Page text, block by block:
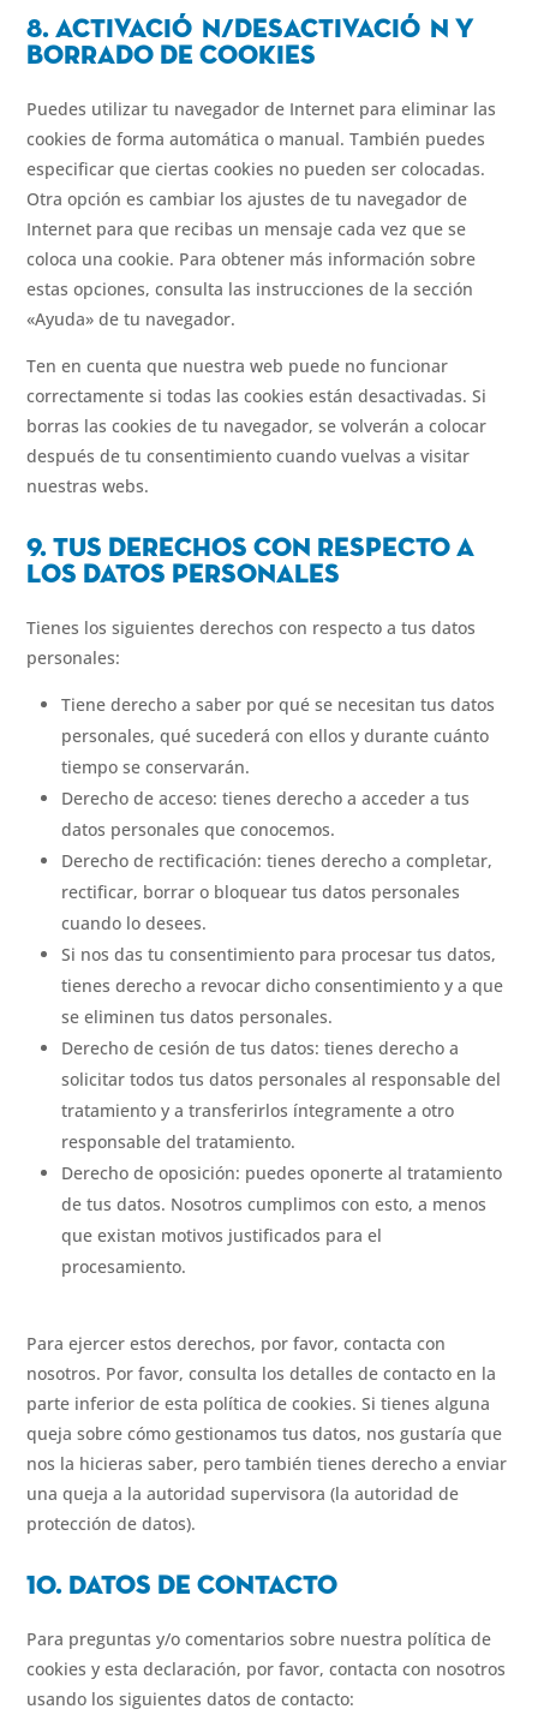
8. Activació n/desactivació n y
borrado de cookies
Puedes utilizar tu navegador de Internet para eliminar las
cookies de forma automática o manual. También puedes
especificar que ciertas cookies no pueden ser colocadas.
Otra opción es cambiar los ajustes de tu navegador de
Internet para que recibas un mensaje cada vez que se
coloca una cookie. Para obtener más información sobre
estas opciones, consulta las instrucciones de la sección
«Ayuda» de tu navegador.
Ten en cuenta que nuestra web puede no funcionar
correctamente si todas las cookies están desactivadas. Si
borras las cookies de tu navegador, se volverán a colocar
después de tu consentimiento cuando vuelvas a visitar
nuestras webs.
9. Tus derechos con respecto a
los datos personales
Tienes los siguientes derechos con respecto a tus datos
personales:
Tiene derecho a saber por qué se necesitan tus datos
personales, qué sucederá con ellos y durante cuánto
tiempo se conservarán.
Derecho de acceso: tienes derecho a acceder a tus
datos personales que conocemos.
Derecho de rectificación: tienes derecho a completar,
rectificar, borrar o bloquear tus datos personales
cuando lo desees.
Si nos das tu consentimiento para procesar tus datos,
tienes derecho a revocar dicho consentimiento y a que
se eliminen tus datos personales.
Derecho de cesión de tus datos: tienes derecho a
solicitar todos tus datos personales al responsable del
tratamiento y a transferirlos íntegramente a otro
responsable del tratamiento.
Derecho de oposición: puedes oponerte al tratamiento
de tus datos. Nosotros cumplimos con esto, a menos
que existan motivos justificados para el
procesamiento.
Para ejercer estos derechos, por favor, contacta con
nosotros. Por favor, consulta los detalles de contacto en la
parte inferior de esta política de cookies. Si tienes alguna
queja sobre cómo gestionamos tus datos, nos gustaría que
nos la hicieras saber, pero también tienes derecho a enviar
una queja a la autoridad supervisora (la autoridad de
protección de datos).
10. Datos de contacto
Para preguntas y/o comentarios sobre nuestra política de
cookies y esta declaración, por favor, contacta con nosotros
usando los siguientes datos de contacto: